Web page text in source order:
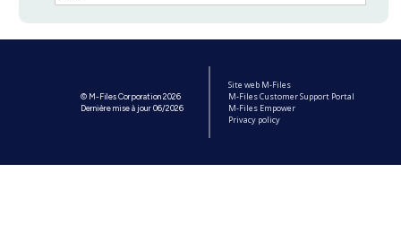
© M-Files Corporation 2026
Dernière mise à jour 06/2026
Site web M-Files
M-Files Customer Support Portal
M-Files Empower
Privacy policy